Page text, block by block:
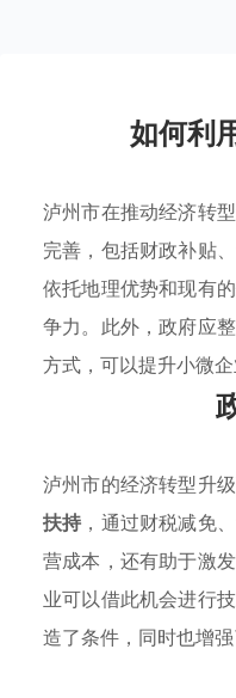
如何利
泸州市在推动经济转
完善，包括财政补贴
依托地理优势和现有的
争力。此外，政府应
方式，可以提升小微
泸州市的经济转型升
扶持 ，通过财税减免
营成本，还有助于激
业可以借此机会进行
造了条件，同时也增